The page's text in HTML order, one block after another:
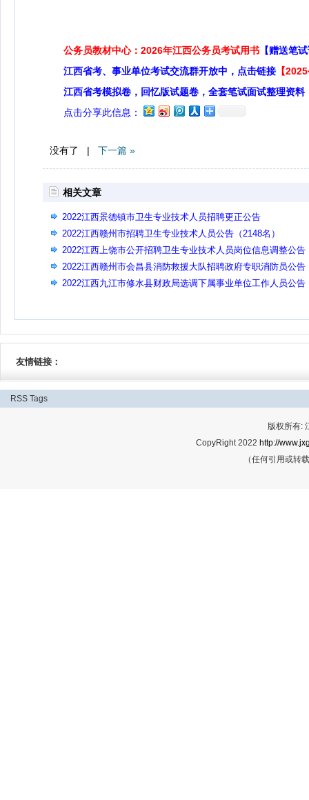
公务员教材中心：2026年江西公务员考试用书 【赠送笔
江西省考、事业单位考试交流群开放中，点击链接 【
江西省考模拟卷，回忆版试题卷，全套笔试面试整理资料
点击分享此信息：
没有了 | 下一篇 »
相关文章
2022江西景德镇市卫生专业技术人员招聘更正公告
2022江西赣州市招聘卫生专业技术人员公告（2148名）
2022江西上饶市公开招聘卫生专业技术人员岗位信息调整公告
2022江西赣州市会昌县消防救援大队招聘政府专职消防员公告
（13名）
2022江西九江市修水县财政局选调下属事业单位工作人员公告
友情链接：
RSS Tags
版权所有:
CopyRight 2022 http://
（任何引用或转